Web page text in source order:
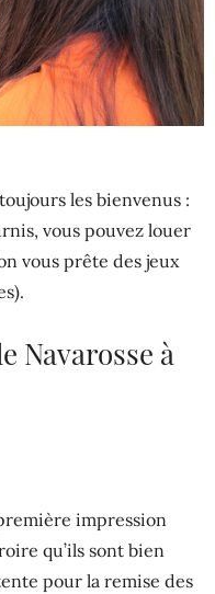
les bienvenus :
vous pouvez louer
vous prête des jeux
Navarosse à
impression
qu’ils sont bien
pour la remise des